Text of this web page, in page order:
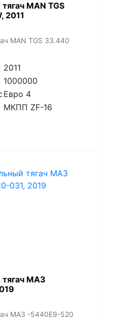
MAN TGS
2011
MAN TGS 33.440
2011
1000000
Евро 4
МКПП ZF-16
тягач МАЗ
МАЗ -5440Е9-520